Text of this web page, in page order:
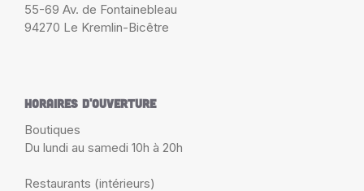
55-69 Av. de Fontainebleau
94270 Le Kremlin-Bicêtre
Horaires d'ouverture
Boutiques
Du lundi au samedi 10h à 20h
Restaurants (intérieurs)